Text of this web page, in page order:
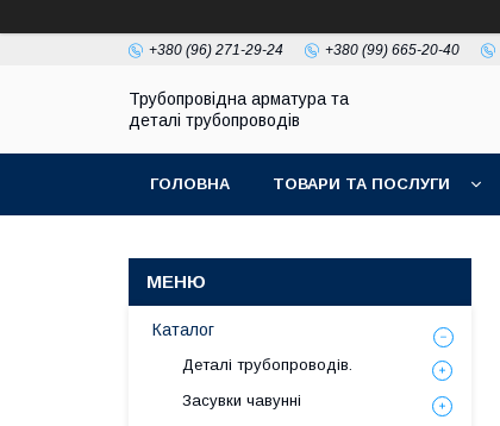
+380 (96) 271-29-24 +380 (99) 665-20-40
Трубопровідна арматура та
деталі трубопроводів
ГОЛОВНА ТОВАРИ ТА ПОСЛУГИ
Каталог
Деталі трубопроводів.
Засувки чавунні